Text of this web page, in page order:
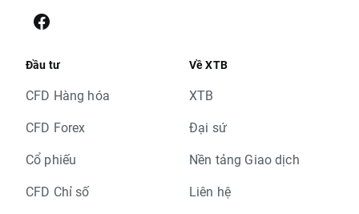
Đầu tư
CFD Hàng hóa
CFD Forex
Cổ phiếu
CFD Chỉ số
Về XTB
XTB
Đại sứ
Nền tảng Giao dịch
Liên hệ